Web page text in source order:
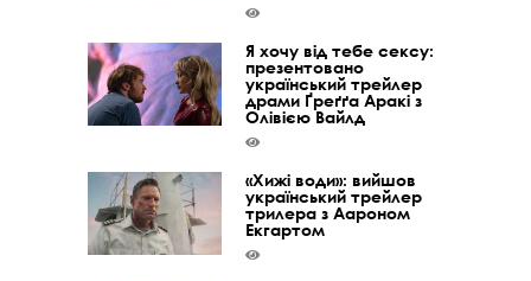
Я хочу від тебе сексу:
презентовано
український трейлер
драми Ґреґґа Аракі з
Олівією Вайлд
«Хижі води»: вийшов
український трейлер
трилера з Аароном
Екгартом